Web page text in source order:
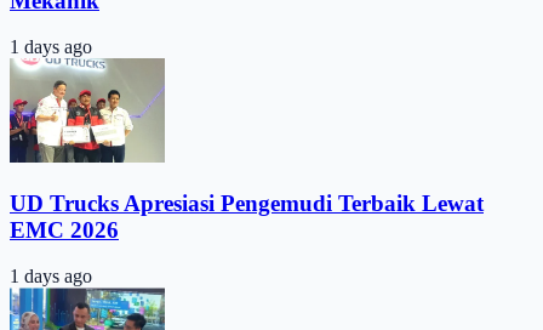
1 days ago
UD Trucks Apresiasi Pengemudi Terbaik Lewat
EMC 2026
1 days ago